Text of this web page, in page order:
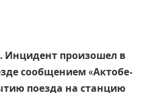
Инцидент произошел в
сообщением «Актобе-
поезда на станцию